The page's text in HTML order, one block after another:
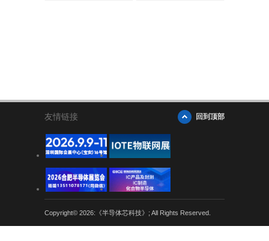
友情链接 回到顶部
Copyright© 2026:《半导体芯科技》; All Rights Reserved.